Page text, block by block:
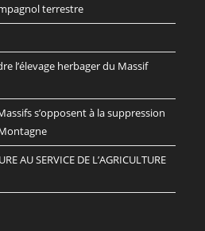
terrestre
l’élevage herbager du Massif
s’opposent à la suppression
AU SERVICE DE L’AGRICULTURE